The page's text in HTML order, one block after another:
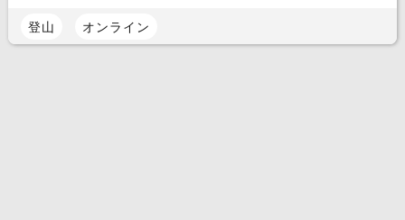
登山 オンライン